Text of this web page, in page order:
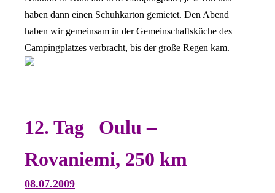
haben dann einen Schuhkarton gemietet. Den Abend
haben wir gemeinsam in der Gemeinschaftsküche des
Campingplatzes verbracht, bis der große Regen kam.
12. Tag Oulu –
Rovaniemi, 250 km
08.07.2009